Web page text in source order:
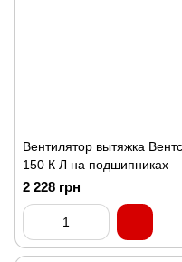
Вентилятор вытяжка Вентс
150 К Л на подшипниках
2 228 грн